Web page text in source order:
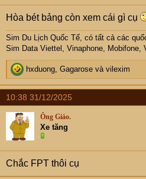
Hòa bét bảng còn xem cái gì cụ
Sim Du Lịch Quốc Tế, có tất cả các
Sim Data Viettel, Vinaphone, Mobifone,
R
e
a
c
t
i
o
n
s
:
hxduong Gagarose và vilexim
10:38 31/12/2025
Ông Giáo.
Xe tăng
Chắc FPT thôi cụ